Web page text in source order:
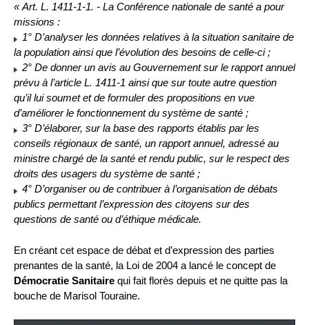
« Art. L. 1411-1-1. - La Conférence nationale de santé a pour
missions :
1° D’analyser les données relatives à la situation sanitaire de
la population ainsi que l’évolution des besoins de celle-ci ;
2° De donner un avis au Gouvernement sur le rapport annuel
prévu à l’article L. 1411-1 ainsi que sur toute autre question
qu’il lui soumet et de formuler des propositions en vue
d’améliorer le fonctionnement du système de santé ;
3° D’élaborer, sur la base des rapports établis par les
conseils régionaux de santé, un rapport annuel, adressé au
ministre chargé de la santé et rendu public, sur le respect des
droits des usagers du système de santé ;
4° D’organiser ou de contribuer à l’organisation de débats
publics permettant l’expression des citoyens sur des
questions de santé ou d’éthique médicale.
En créant cet espace de débat et d’expression des parties
prenantes de la santé, la Loi de 2004 a lancé le concept de
Démocratie Sanitaire qui fait florès depuis et ne quitte pas la
bouche de Marisol Touraine.